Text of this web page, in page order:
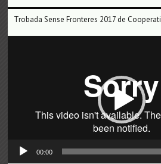
Trobada Sense Fronteres 2017 de
00:00